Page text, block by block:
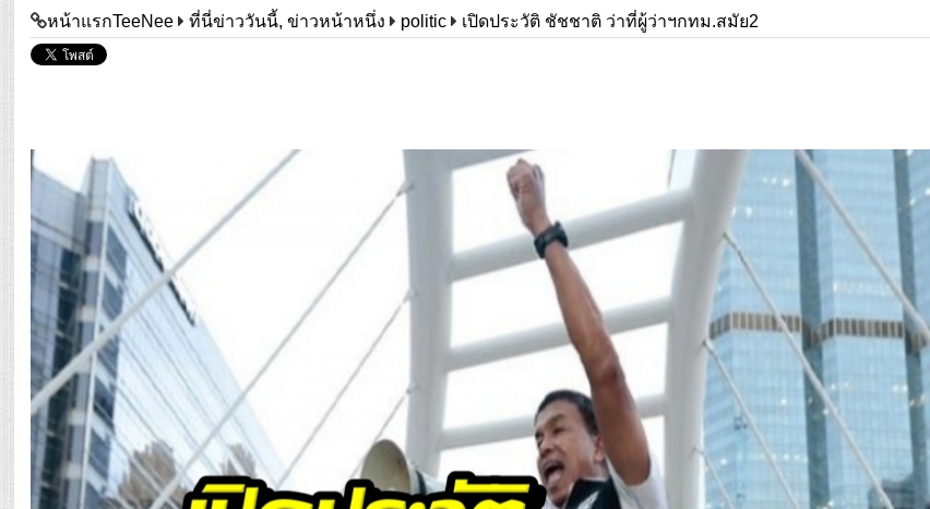
หน้าแรกTeeNee ที่นี่ข่าววันนี้, ข่าวหน้าหนึ่ง politic เปิดประวัติ ชัชชาติ ว่าที่ผู้ว่าฯกทม.สมัย2